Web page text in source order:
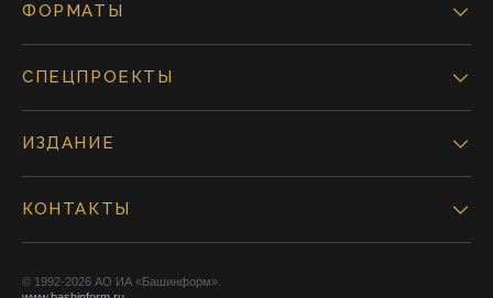
ФОРМАТЫ
СПЕЦПРОЕКТЫ
ИЗДАНИЕ
КОНТАКТЫ
© 1992-2026 АО ИА «Башинформ».